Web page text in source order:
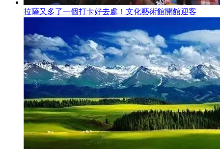
拉薩又多了一個打卡好去處！文化藝術館開館迎客